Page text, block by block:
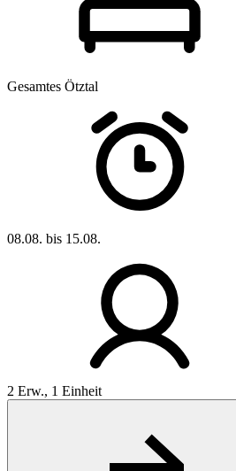
Gesamtes Ötztal
08.08. bis 15.08.
2 Erw., 1 Einheit